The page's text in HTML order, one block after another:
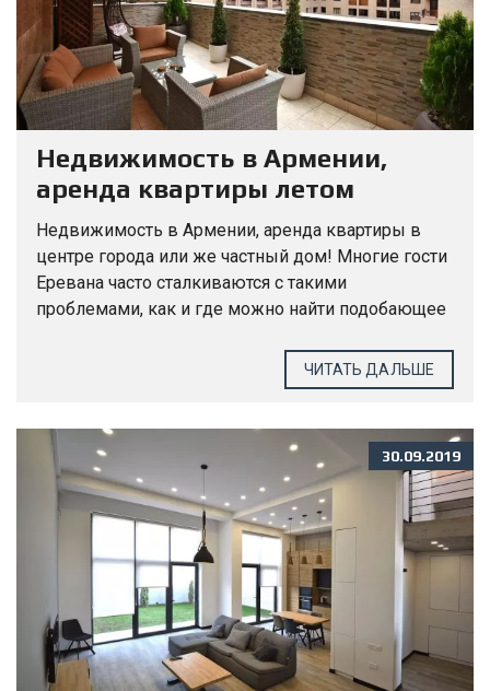
Недвижимость в Армении,
аренда квартиры летом
Недвижимость в Армении, аренда квартиры в
центре города или же частный дом! Многие гости
Еревана часто сталкиваются с такими
проблемами, как и где можно найти подобающее
ЧИТАТЬ ДАЛЬШЕ
30.09.2019